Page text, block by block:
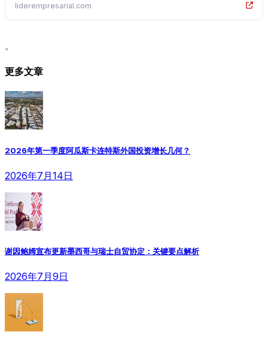
liderempresarial.com
。
更多文章
2026年第一季度阿瓜斯卡连特斯外国投资增长几何？
2026年7月14日
谢因鲍姆宣布更新墨西哥与瑞士自贸协定：关键要点解析
2026年7月9日